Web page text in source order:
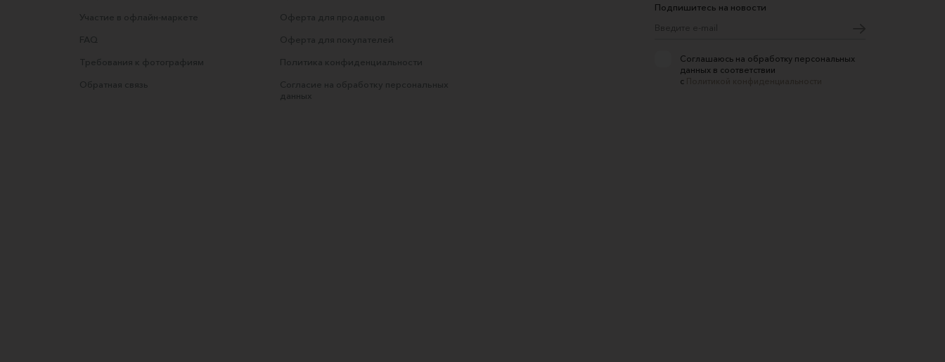
Участие в офлайн-маркете
FAQ
Требования к фотографиям
Обратная связь
Оферта для продавцов
Оферта для покупателей
Политика конфиденциальности
Согласие на обработку персональных
данных
Подпишитесь на новости
Соглашаюсь на обработку персональных
данных в соответствии
с